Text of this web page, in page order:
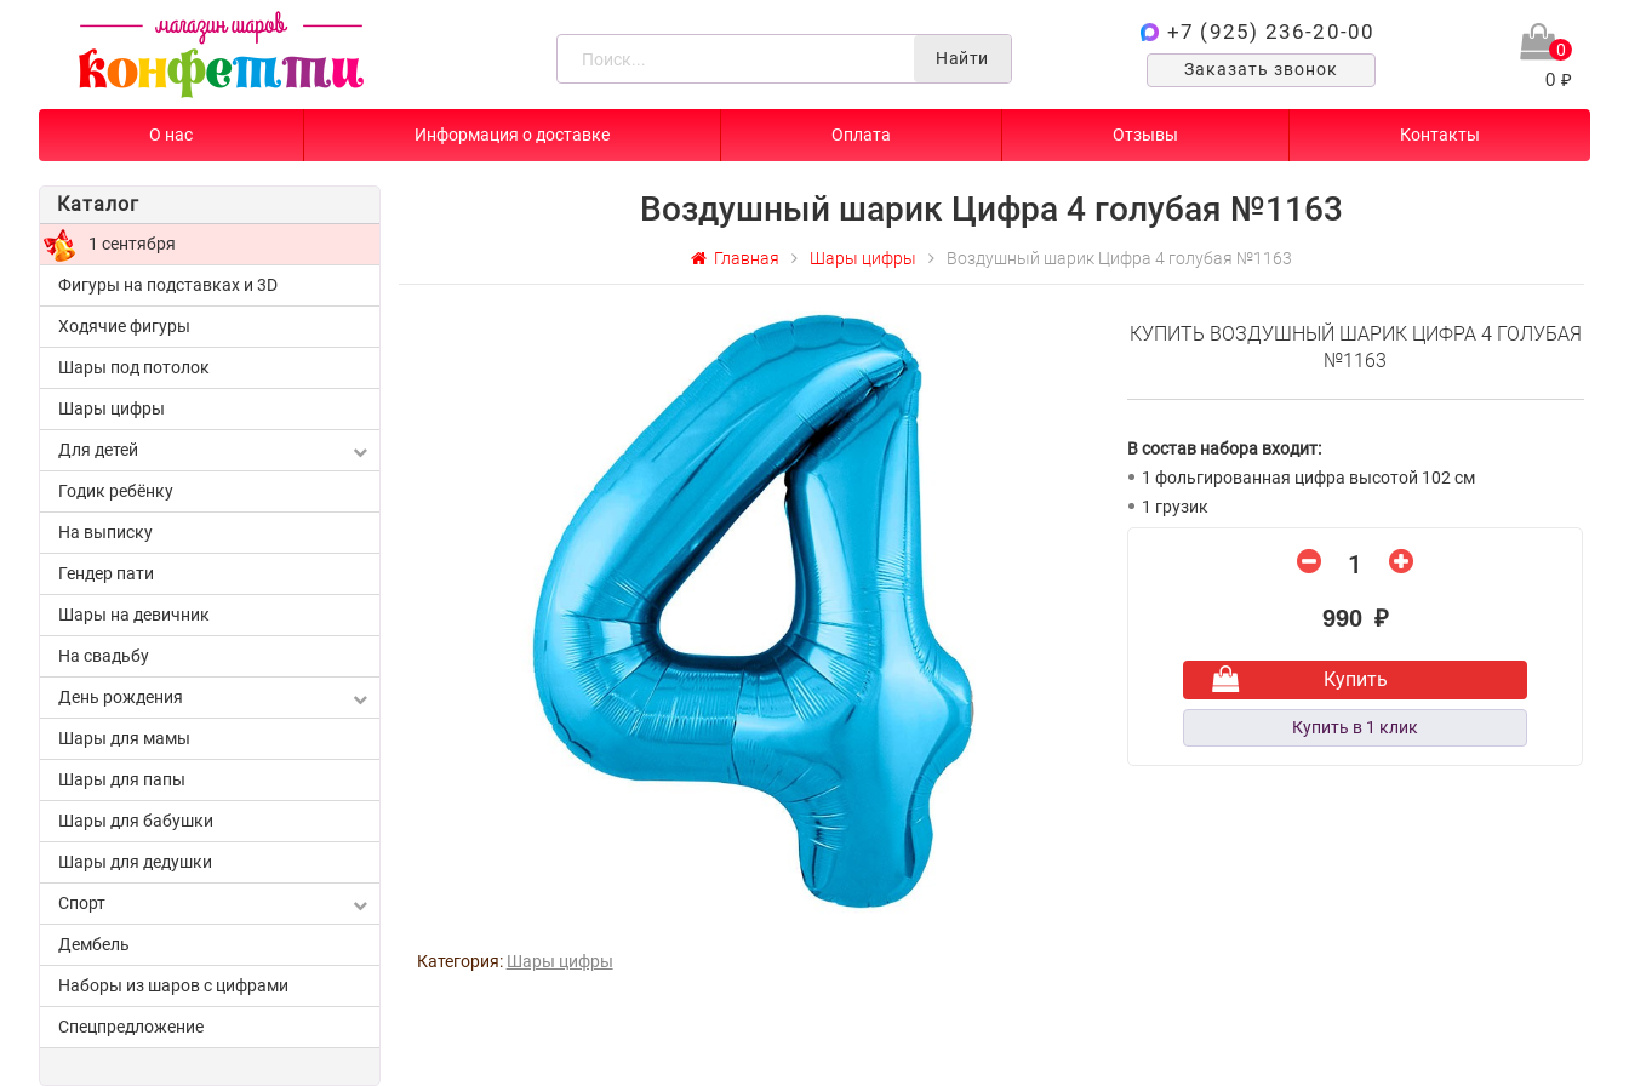
Найти
+7 (925) 236-20-00
Заказать звонок
0
0 ₽
О нас Информация о доставке Оплата Отзывы Контакты
Каталог
1 сентября
Фигуры на подставках и 3D
Ходячие фигуры
Шары под потолок
Шары цифры
Для детей
Годик ребёнку
На выписку
Гендер пати
Шары на девичник
На свадьбу
День рождения
Шары для мамы
Шары для папы
Шары для бабушки
Шары для дедушки
Спорт
Дембель
Наборы из шаров с цифрами
Спецпредложение
Воздушный шарик Цифра 4 голубая №1163
Главная Шары цифры Воздушный шарик Цифра 4 голубая №1163
Категория: Шары цифры
КУПИТЬ ВОЗДУШНЫЙ ШАРИК ЦИФРА 4 ГОЛУБАЯ
№1163
В состав набора входит:
1 фольгированная цифра высотой 102 см
1 грузик
990 ₽
Купить